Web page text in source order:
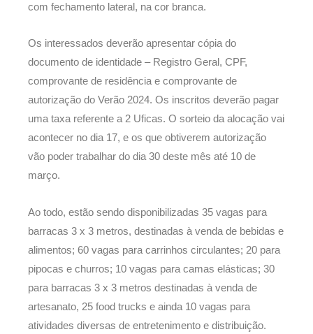
com fechamento lateral, na cor branca.
Os interessados deverão apresentar cópia do
documento de identidade – Registro Geral, CPF,
comprovante de residência e comprovante de
autorização do Verão 2024. Os inscritos deverão pagar
uma taxa referente a 2 Uficas. O sorteio da alocação vai
acontecer no dia 17, e os que obtiverem autorização
vão poder trabalhar do dia 30 deste mês até 10 de
março.
Ao todo, estão sendo disponibilizadas 35 vagas para
barracas 3 x 3 metros, destinadas à venda de bebidas e
alimentos; 60 vagas para carrinhos circulantes; 20 para
pipocas e churros; 10 vagas para camas elásticas; 30
para barracas 3 x 3 metros destinadas à venda de
artesanato, 25 food trucks e ainda 10 vagas para
atividades diversas de entretenimento e distribuição.